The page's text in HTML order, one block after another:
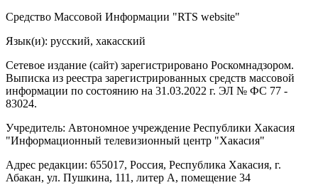
Средство Массовой Информации "RTS website"
Язык(и): русский, хакасский
Сетевое издание (сайт) зарегистрировано Роскомнадзором.
Выписка из реестра зарегистрированных средств массовой
информации по состоянию на 31.03.2022 г. ЭЛ № ФС 77 -
83024.
Учредитель: Автономное учреждение Республики Хакасия
"Информационный телевизионный центр "Хакасия"
Адрес редакции: 655017, Россия, Республика Хакасия, г.
Абакан, ул. Пушкина, 111, литер А, помещение 34